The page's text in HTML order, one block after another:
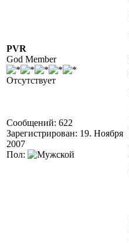
PVR
God Member
Отсутствует
Сообщений: 622
Зарегистрирован: 19. Ноября
2007
Пол: